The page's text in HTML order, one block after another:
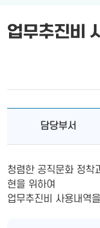
업무추진비
담당부서
청렴한 공직문화 정착
현을 위하여
업무추진비 사용내역